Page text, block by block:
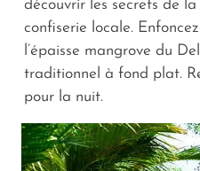
découvrir les secrets de
confiserie locale.
l’épaisse mangrove du
traditionnel à fond plat.
pour la nuit.